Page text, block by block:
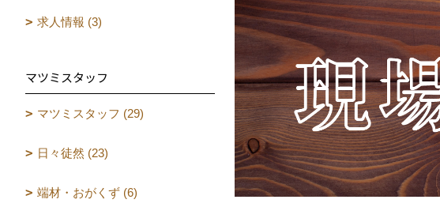
求人情報 (3)
マツミスタッフ
マツミスタッフ (29)
日々徒然 (23)
端材・おがくず (6)